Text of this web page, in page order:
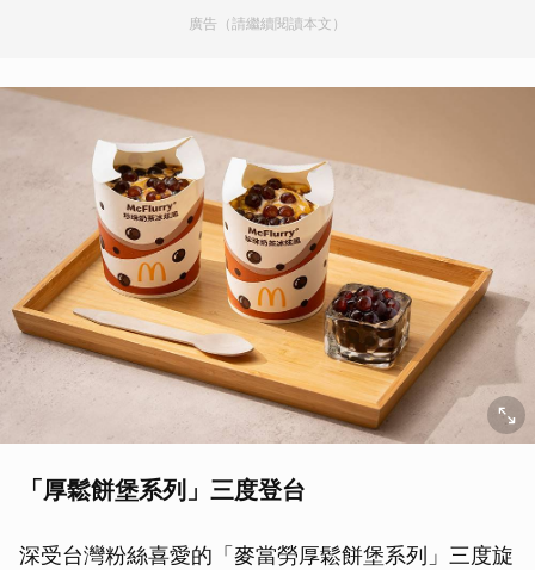
廣告（請繼續閱讀本文）
「厚鬆餅堡系列」三度登台
深受台灣粉絲喜愛的「麥當勞厚鬆餅堡系列」三度旋